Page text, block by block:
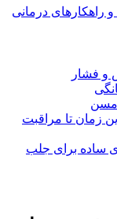
راهکارهای درمانی
و فشار
مسن
زمان تا مراقبت‌
ساده برای جلب